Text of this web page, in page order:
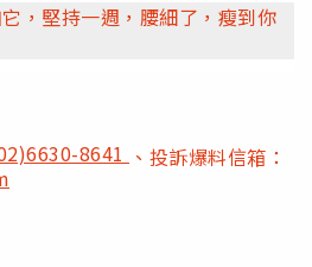
，堅持一週，腰細了，瘦到你
8641 、投訴爆料信箱：